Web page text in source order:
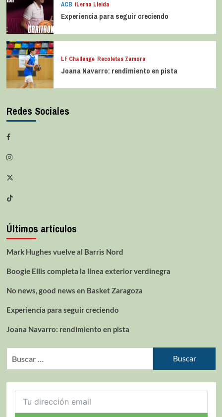
ACB iLerna Lleida
Experiencia para seguir creciendo
LF Challenge Recoletas Zamora
Joana Navarro: rendimiento en pista
Redes Sociales
Últimos artículos
Mark Hughes vuelve al Barris Nord
Boogie Ellis completa la línea exterior verdinegra
No news, good news en Basket Zaragoza
Experiencia para seguir creciendo
Joana Navarro: rendimiento en pista